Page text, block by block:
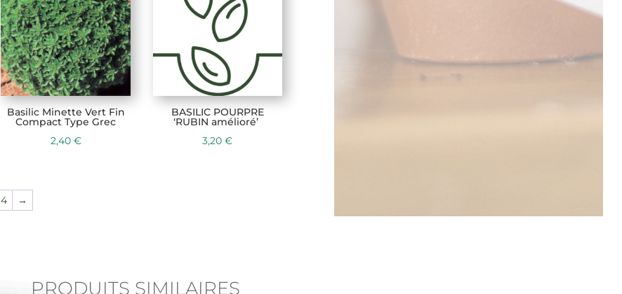
Basilic Minette Vert Fin
Compact Type Grec
2,40 €
BASILIC POURPRE
‘RUBIN amélioré’
3,20€
4 →
PRODUITS SIMILAIRES